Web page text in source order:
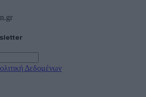
Δεδομένων